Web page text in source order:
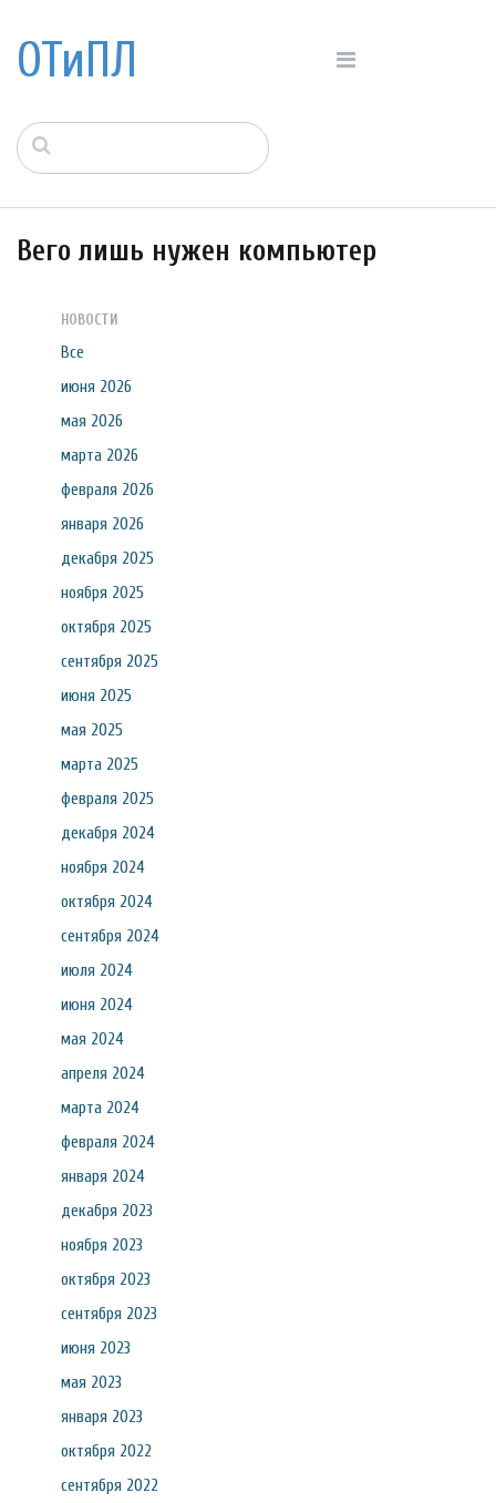
ОТиПЛ
Вего лишь нужен компьютер
НОВОСТИ
Все
июня 2026
мая 2026
марта 2026
февраля 2026
января 2026
декабря 2025
ноября 2025
октября 2025
сентября 2025
июня 2025
мая 2025
марта 2025
февраля 2025
декабря 2024
ноября 2024
октября 2024
сентября 2024
июля 2024
июня 2024
мая 2024
апреля 2024
марта 2024
февраля 2024
января 2024
декабря 2023
ноября 2023
октября 2023
сентября 2023
июня 2023
мая 2023
января 2023
октября 2022
сентября 2022